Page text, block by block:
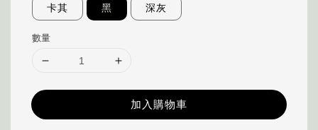
卡其 黑 深灰
數量
加入購物車